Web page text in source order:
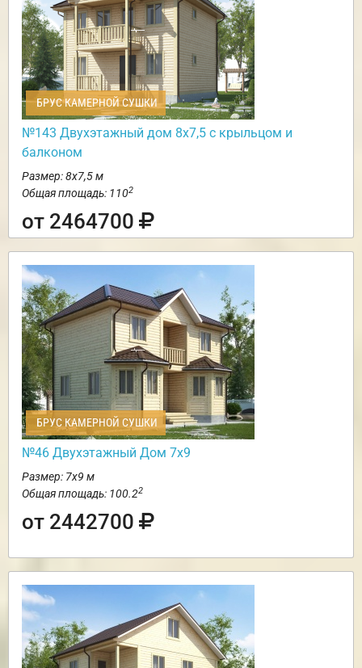
БРУС КАМЕРНОЙ СУШКИ
№143 Двухэтажный дом 8х7,5 с крыльцом и
балконом
Размер: 8х7,5 м
Общая площадь: 1102
от 2464700
БРУС КАМЕРНОЙ СУШКИ
№46 Двухэтажный Дом 7х9
Размер: 7х9 м
Общая площадь: 100.22
от 2442700